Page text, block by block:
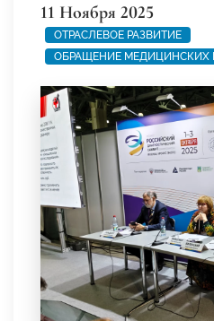
11 Ноября 2025
ОТРАСЛЕВОЕ РАЗВИТИЕ
ОБРАЩЕНИЕ МЕДИЦИНСКИХ